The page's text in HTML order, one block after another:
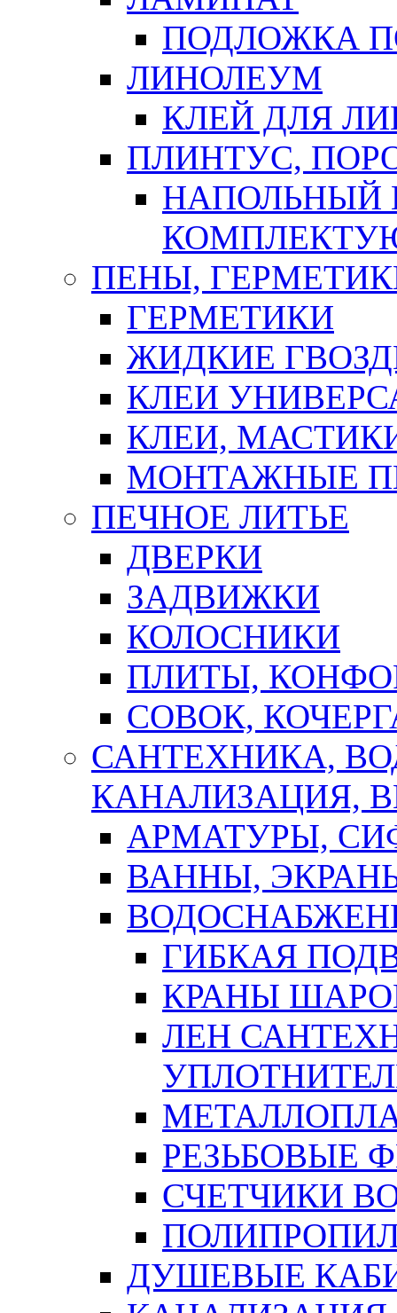
ПОДЛОЖКА
ЛИНОЛЕУМ
КЛЕЙ ДЛЯ
ПЛИНТУС,
НАПОЛЬНЫЙ
ПЕНЫ,
ГЕРМЕТИКИ
ЖИДКИЕ
КЛЕИ
КЛЕИ,
МОНТАЖНЫЕ
ПЕЧНОЕ ЛИТЬЕ
ДВЕРКИ
ЗАДВИЖКИ
КОЛОСНИКИ
ПЛИТЫ,
СОВОК,
САНТЕХНИКА,
КАНАЛИЗАЦИЯ,
АРМАТУРЫ,
ВАННЫ,
ГИБКАЯ
КРАНЫ
ЛЕН
РЕЗЬБОВЫЕ
СЧЕТЧИКИ
ДУШЕВЫЕ